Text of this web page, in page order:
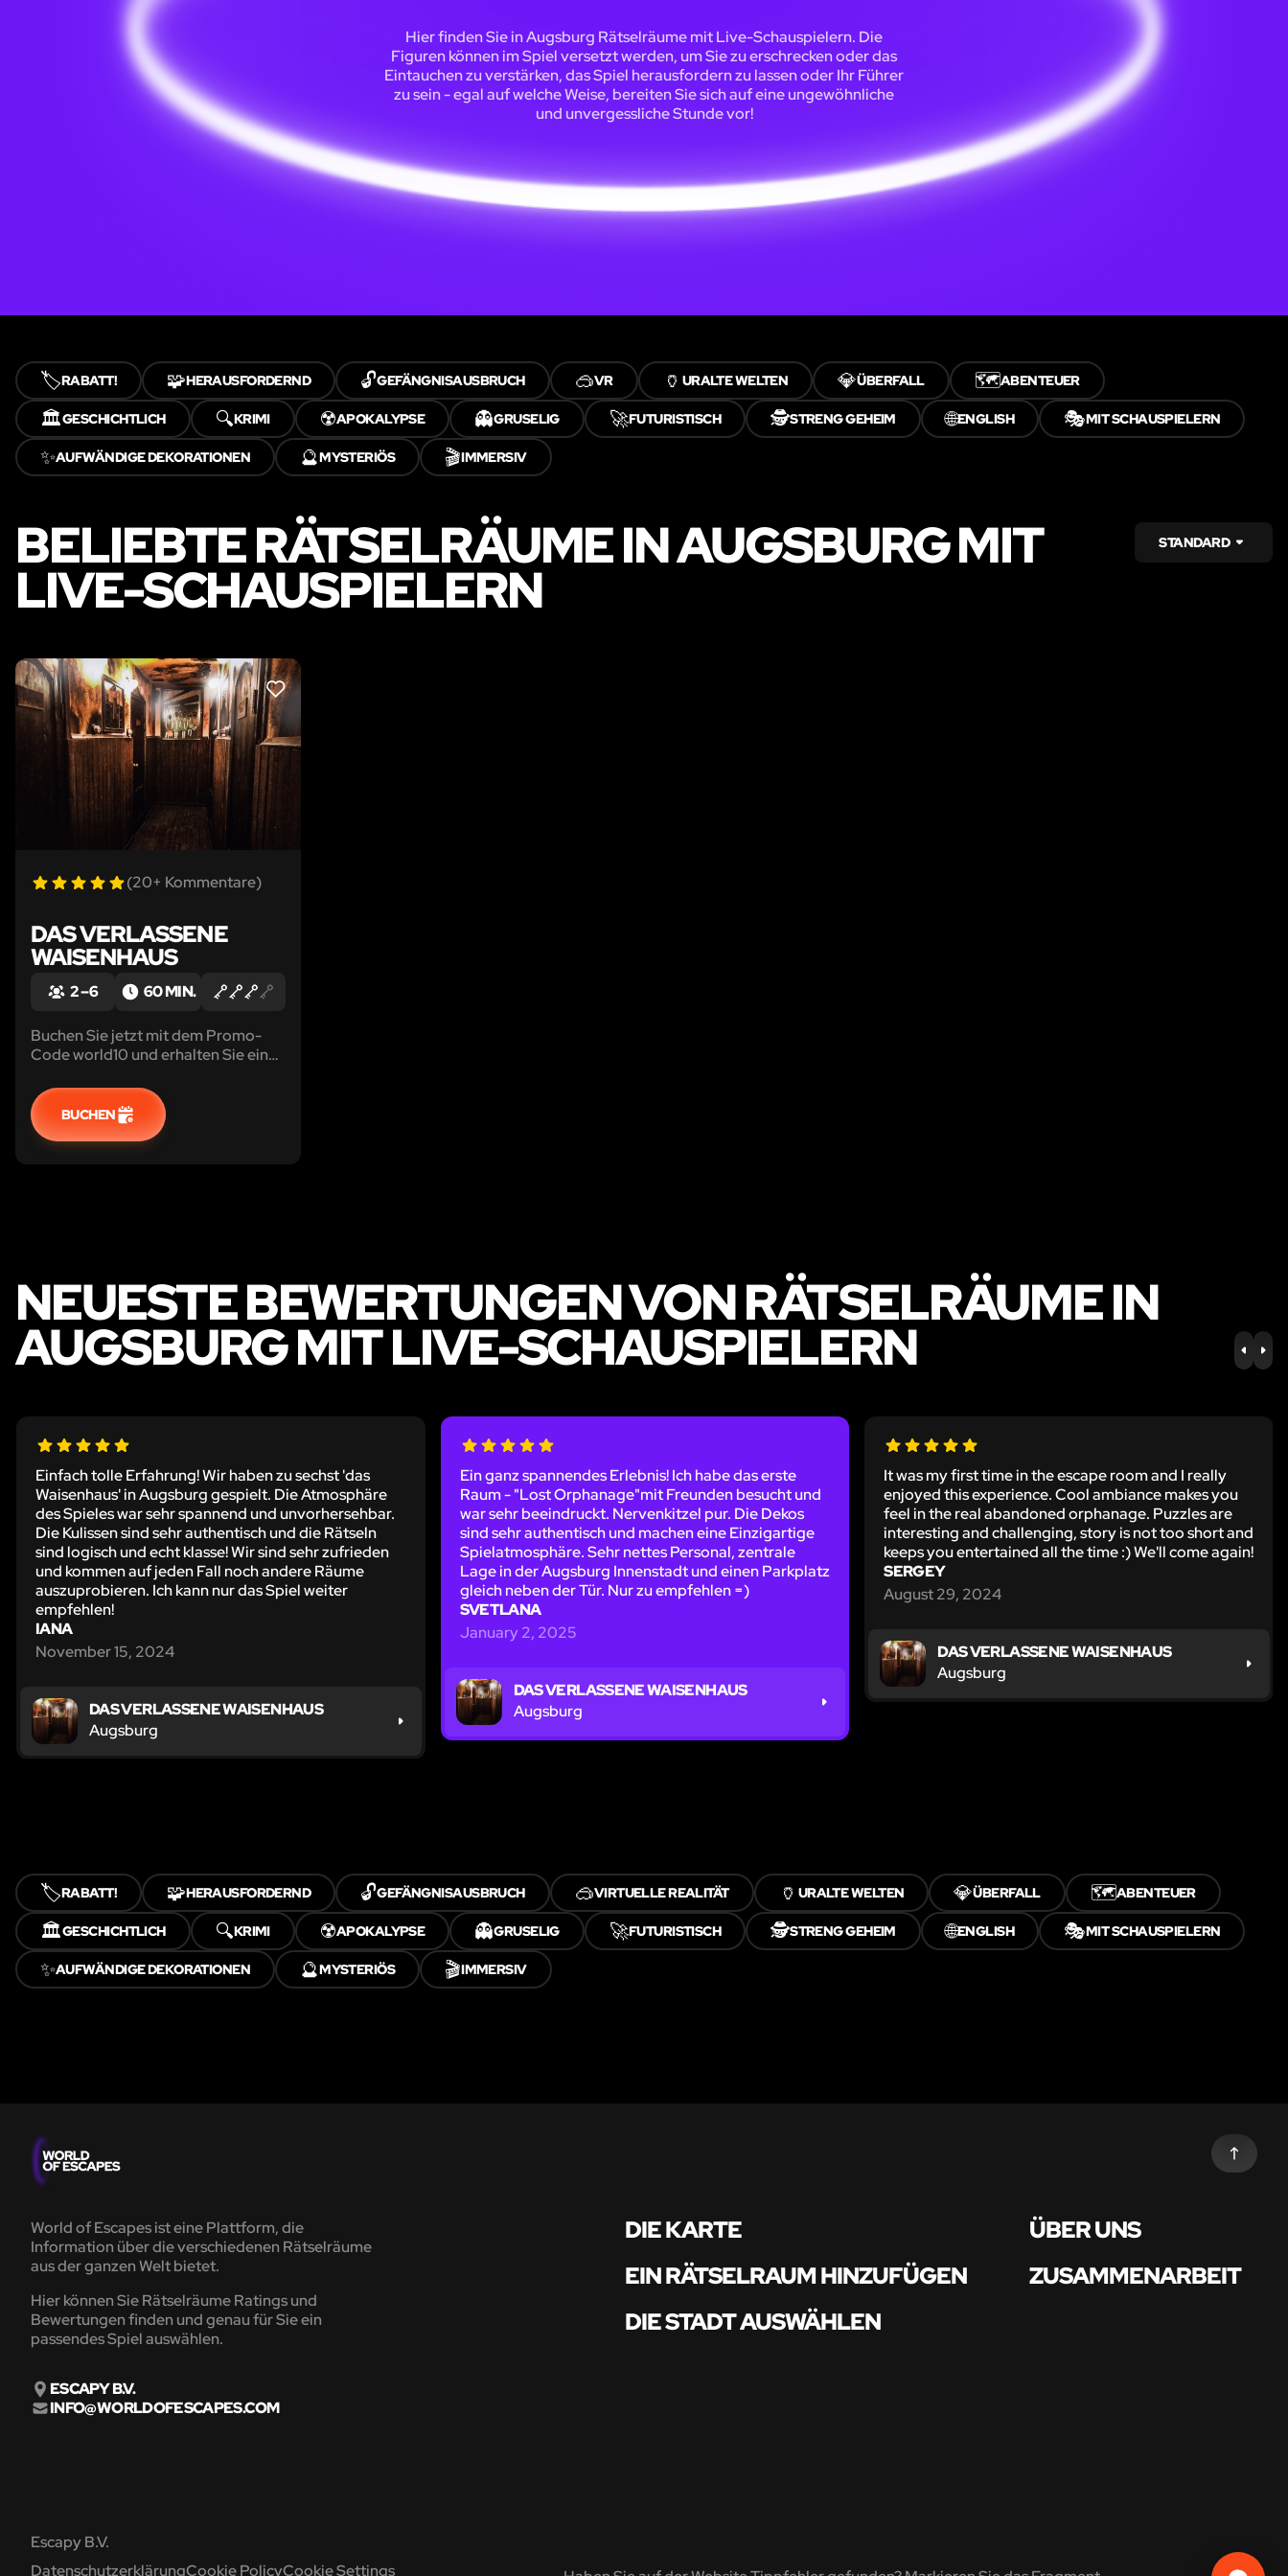
Hier finden Sie in Augsburg Rätselräume mit Live-Schauspielern. Die
Figuren können im Spiel versetzt werden, um Sie zu erschrecken oder das
Eintauchen zu verstärken, das Spiel herausfordern zu lassen oder Ihr Führer
zu sein - egal auf welche Weise, bereiten Sie sich auf eine ungewöhnliche
und unvergessliche Stunde vor!
🏷️RABATT! 🧩HERAUSFORDERND 🔓GEFÄNGNISAUSBRUCH 🥽VR 🏺 URALTE WELTEN 💎ÜBERFALL 🗺️ABENTEUER
🏛️GESCHICHTLICH 🔍KRIMI ☢️APOKALYPSE 👻GRUSELIG 🚀FUTURISTISCH 🕵️STRENG GEHEIM 🌐ENGLISH 🎭MIT SCHAUSPIELERN
✨AUFWÄNDIGE DEKORATIONEN 🔮MYSTERIÖS 🎬IMMERSIV
BELIEBTE RÄTSELRÄUME IN AUGSBURG MIT
LIVE-SCHAUSPIELERN
STANDARD
LIKE
(20+ Kommentare)
DAS VERLASSENE
WAISENHAUS
2 – 6 60 MIN.
Buchen Sie jetzt mit dem Promo-
Code world10 und erhalten Sie einen
kleinen Städtchens gibt es einen
dunklen Wald und in dessen Tiefe
steht versteckt das vernachlässigte
Waisenhaus.
BUCHEN
NEUESTE BEWERTUNGEN VON RÄTSELRÄUME IN
AUGSBURG MIT LIVE-SCHAUSPIELERN PREV
Einfach tolle Erfahrung! Wir haben zu sechst 'das
Waisenhaus' in Augsburg gespielt. Die Atmosphäre
des Spieles war sehr spannend und unvorhersehbar.
Die Kulissen sind sehr authentisch und die Rätseln
sind logisch und echt klasse! Wir sind sehr zufrieden
und kommen auf jeden Fall noch andere Räume
auszuprobieren. Ich kann nur das Spiel weiter
empfehlen!
IANA
November 15, 2024
DAS VERLASSENE WAISENHAUS
Augsburg
Ein ganz spannendes Erlebnis! Ich habe das erste
Raum - "Lost Orphanage"mit Freunden besucht und
war sehr beeindruckt. Nervenkitzel pur. Die Dekos
sind sehr authentisch und machen eine Einzigartige
Spielatmosphäre. Sehr nettes Personal, zentrale
Lage in der Augsburg Innenstadt und einen Parkplatz
gleich neben der Tür. Nur zu empfehlen =)
SVETLANA
January 2, 2025
DAS VERLASSENE WAISENHAUS
Augsburg
It was my first time in the escape room and I really
enjoyed this experience. Cool ambiance makes you
feel in the real abandoned orphanage. Puzzles are
interesting and challenging, story is not too short and
keeps you entertained all the time :) We'll come again!
SERGEY
August 29, 2024
DAS VERLASSENE WAISENHAUS
Augsburg
🏷️RABATT! 🧩HERAUSFORDERND 🔓GEFÄNGNISAUSBRUCH 🥽VIRTUELLE REALITÄT 🏺 URALTE WELTEN 💎ÜBERFALL 🗺️ABENTEUER
🏛️GESCHICHTLICH 🔍KRIMI ☢️APOKALYPSE 👻GRUSELIG 🚀FUTURISTISCH 🕵️STRENG GEHEIM 🌐ENGLISH 🎭MIT SCHAUSPIELERN
✨AUFWÄNDIGE DEKORATIONEN 🔮MYSTERIÖS 🎬IMMERSIV
World of Escapes ist eine Plattform, die
Information über die verschiedenen Rätselräume
aus der ganzen Welt bietet.
Hier können Sie Rätselräume Ratings und
Bewertungen finden und genau für Sie ein
passendes Spiel auswählen.
ESCAPY B.V.
INFO@WORLDOFESCAPES.COM
DIE KARTE
ÜBER UNS
EIN RÄTSELRAUM HINZUFÜGEN
ZUSAMMENARBEIT
DIE STADT AUSWÄHLEN
Escapy B.V.
DatenschutzerklärungCookie PolicyCookie Settings